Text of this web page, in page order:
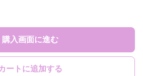
購入画面に進む
ートに追加する